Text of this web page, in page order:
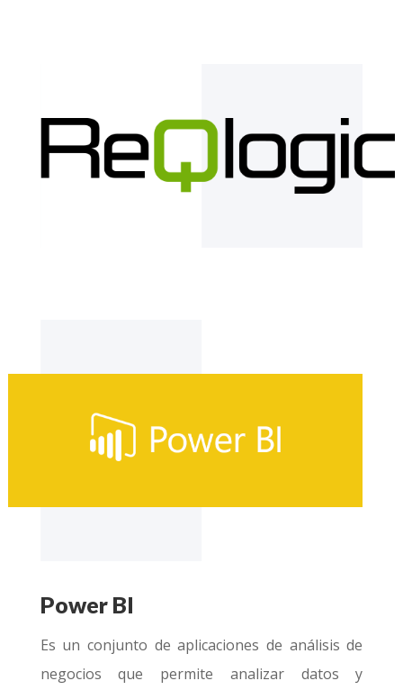
Power BI
Es un conjunto de aplicaciones de análisis de
negocios que permite analizar datos y